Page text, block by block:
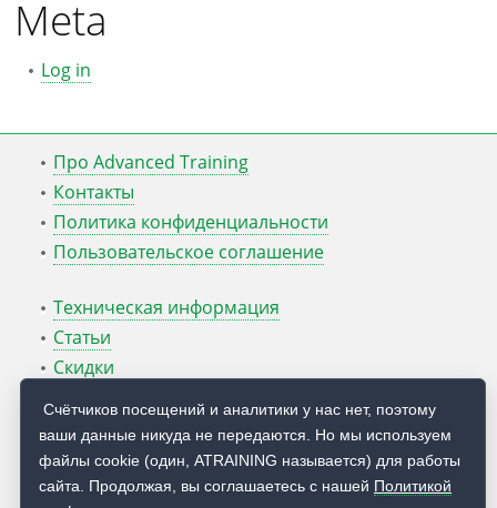
Meta
Log in
Про Advanced Training
Контакты
Политика конфиденциальности
Пользовательское соглашение
Техническая информация
Статьи
Скидки
Блог Руслана Карманова
© 2009 — 2026 Учебный центр Advanced Training
Счётчиков посещений и аналитики у нас нет, поэтому
ваши данные никуда не передаются. Но мы используем
файлы cookie (один, ATRAINING называется) для работы
сайта. Продолжая, вы соглашаетесь с нашей Политикой